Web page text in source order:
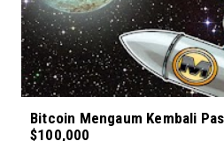
Bitcoin Mengaum Kembali
$100,000